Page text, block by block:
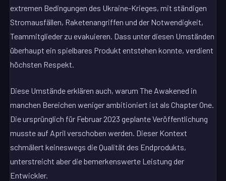
extremen Bedingungen des Ukraine-Krieges, mit ständigen
Stromausfällen, Raketenangriffen und der Notwendigkeit,
Teammitglieder zu evakuieren. Dass unter diesen Umständen
überhaupt ein spielbares Produkt entstehen konnte, verdient
höchsten Respekt.
Diese Umstände erklären auch, warum The Awakened in
manchen Bereichen weniger ambitioniert ist als Chapter One.
Die ursprünglich für Februar 2023 geplante Veröffentlichung
musste auf April verschoben werden. Dieser Kontext
schmälert keineswegs die Qualität des Endprodukts,
unterstreicht aber die bemerkenswerte Leistung der
Entwickler.